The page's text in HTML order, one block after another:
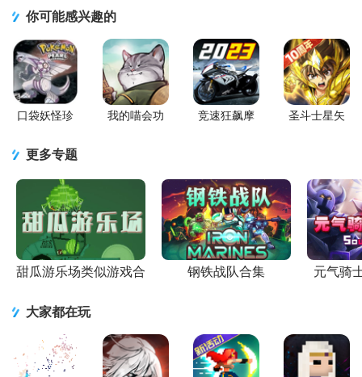
你可能感兴趣的
口袋妖怪珍
我的喵会功
竞速狂飙摩
圣斗士星矢
更多专题
甜瓜游乐场类似游戏合
钢铁战队合集 元气骑
大家都在玩